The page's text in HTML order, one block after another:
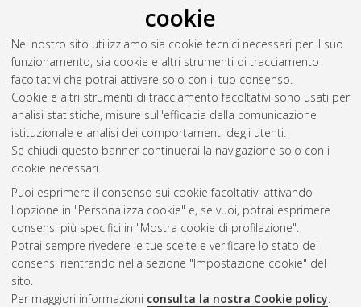
cookie
Nel nostro sito utilizziamo sia cookie tecnici necessari per il suo
funzionamento, sia cookie e altri strumenti di tracciamento
facoltativi che potrai attivare solo con il tuo consenso.
Cookie e altri strumenti di tracciamento facoltativi sono usati per
analisi statistiche, misure sull'efficacia della comunicazione
istituzionale e analisi dei comportamenti degli utenti.
Se chiudi questo banner continuerai la navigazione solo con i
cookie necessari.
Puoi esprimere il consenso sui cookie facoltativi attivando
l'opzione in "Personalizza cookie" e, se vuoi, potrai esprimere
consensi più specifici in "Mostra cookie di profilazione".
Potrai sempre rivedere le tue scelte e verificare lo stato dei
consensi rientrando nella sezione "Impostazione cookie" del
sito.
Per maggiori informazioni consulta la nostra Cookie policy.
Abstract
Altri metadati
Gestione del documento:
Atom
Rss 1.0
Rss 2.0
ISSN: 2038-7946